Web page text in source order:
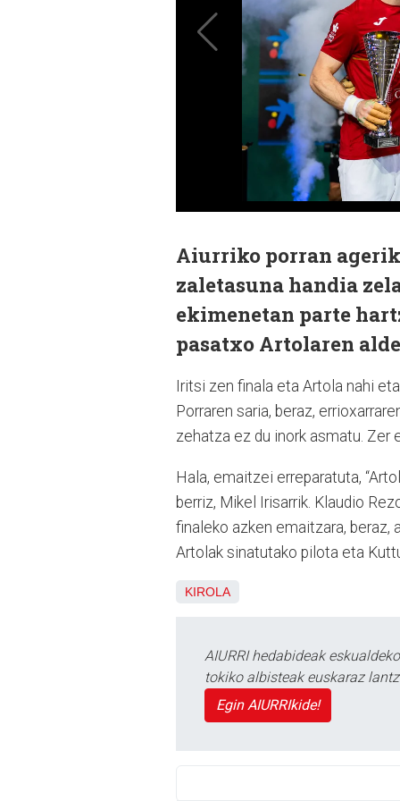
Aiurriko porran
zaletasuna handia
ekimenetan parte
pasatxo Artolaren
Iritsi zen finala eta Artola nahi
Porraren saria, beraz,
zehatza ez du inork asmatu. Zer
Hala, emaitzei erreparatuta,
berriz, Mikel Irisarrik. Klaudio
finaleko azken emaitzara, beraz,
Artolak sinatutako pilota eta
KIROLA
AIURRI hedabideak
tokiko albisteak euskaraz
Egin AIURRIkide!